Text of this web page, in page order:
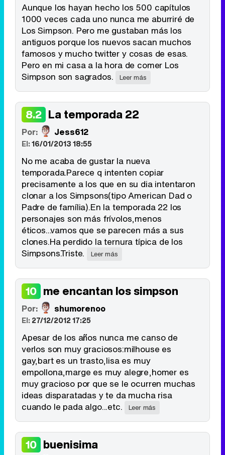
Aunque los hayan hecho los 500 capítulos
1000 veces cada uno nunca me aburriré de
Los Simpson. Pero me gustaban más los
antiguos porque los nuevos sacan muchos
famosos y mucho twitter y cosas de esas.
Pero en mi casa a la hora de comer Los
Simpson son sagrados.
Leer más
8.2 La temporada 22
Por: Jess612
El:16/01/2013 18:55
No me acaba de gustar la nueva
temporada.Parece q intenten copiar
precisamente a los que en su dia intentaron
clonar a los Simpsons(tipo American Dad o
Padre de família).En la temporada 22 los
personajes son más frívolos,menos
éticos...vamos que se parecen más a sus
clones.Ha perdido la ternura típica de los
Simpsons.Triste.
Leer más
10 me encantan los simpson
Por: shumorenoo
El:27/12/2012 17:25
Apesar de los años nunca me canso de
verlos son muy graciosos:milhouse es
gay,bart es un trasto,lisa es muy
empollona,marge es muy alegre,homer es
muy gracioso por que se le ocurren muchas
ideas disparatadas y te da mucha risa
cuando le pada algo...etc.
Leer más
10 buenisima